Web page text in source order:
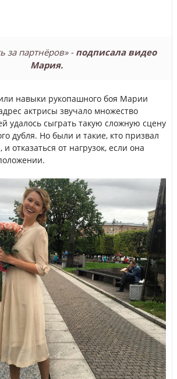
за партнёров» - подписала видео
Мария.
навыки рукопашного боя Марии
актрисы звучало множество
удалось сыграть такую сложную сцену
дубля. Но были и такие, кто призвал
отказаться от нагрузок, если она